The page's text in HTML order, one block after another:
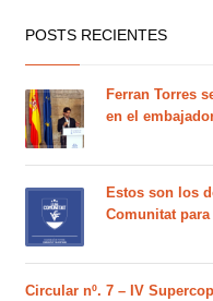
POSTS RECIENTES
Ferran Torres
en el
Estos son los
Comunitat para
Circular nº. 7 – IV